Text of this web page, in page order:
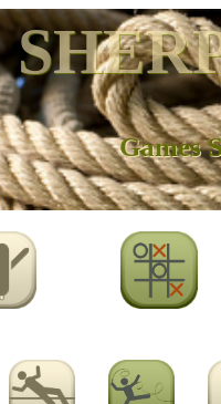
Games